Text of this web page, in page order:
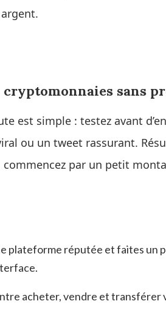
sans
est simple : testez avant
ou un tweet rassurant.
commencez par un petit
plateforme réputée et faites un
acheter, vendre et transférer